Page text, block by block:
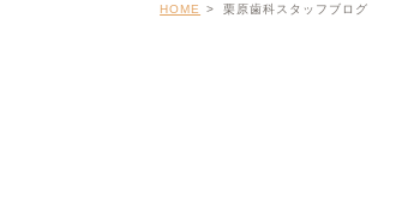
HOME 栗原歯科スタッフブログ